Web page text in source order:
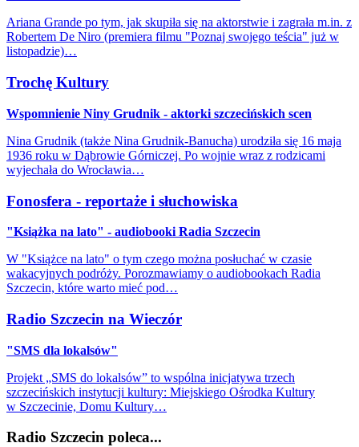
Ariana Grande po tym, jak skupiła się na aktorstwie i zagrała m.in. z
Robertem De Niro (premiera filmu "Poznaj swojego teścia" już w
listopadzie)…
Trochę Kultury
Wspomnienie Niny Grudnik - aktorki szczecińskich scen
Nina Grudnik (także Nina Grudnik-Banucha) urodziła się 16 maja
1936 roku w Dąbrowie Górniczej. Po wojnie wraz z rodzicami
wyjechała do Wrocławia…
Fonosfera - reportaże i słuchowiska
"Książka na lato" - audiobooki Radia Szczecin
W "Książce na lato" o tym czego można posłuchać w czasie
wakacyjnych podróży. Porozmawiamy o audiobookach Radia
Szczecin, które warto mieć pod…
Radio Szczecin na Wieczór
"SMS dla lokalsów"
Projekt „SMS do lokalsów” to wspólna inicjatywa trzech
szczecińskich instytucji kultury: Miejskiego Ośrodka Kultury
w Szczecinie, Domu Kultury…
Radio Szczecin poleca...